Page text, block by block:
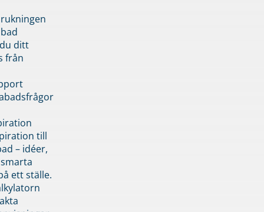
ditt
från
till
– idéer,
ett ställe.